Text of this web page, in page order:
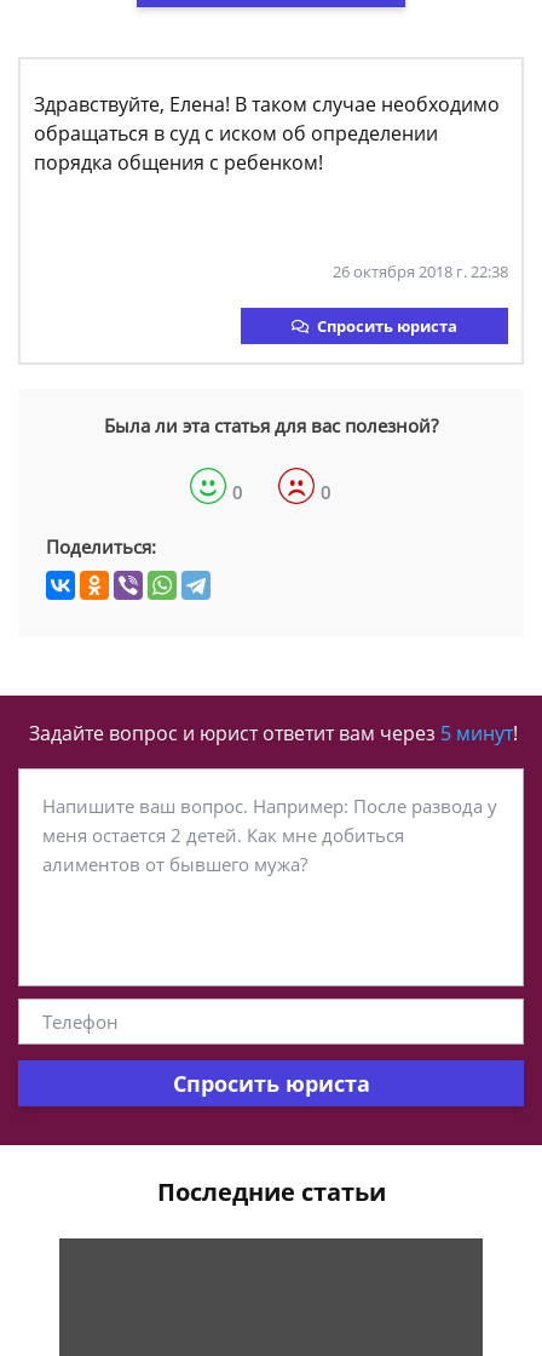
Здравствуйте, Елена! В таком случае необходимо
обращаться в суд с иском об определении
порядка общения с ребенком!
26 октября 2018 г. 22:38
Спросить юриста
Была ли эта статья для вас полезной?
0 0
Поделиться:
Задайте вопрос и юрист ответит вам через 5 минут!
Спросить юриста
Последние статьи